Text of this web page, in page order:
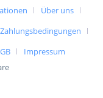
Über uns
Impressum